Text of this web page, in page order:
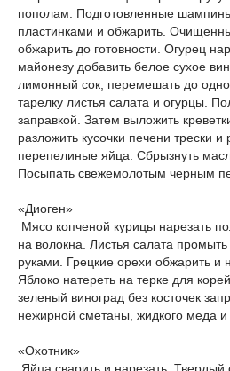
пополам. Подготовленные
пластинками и обжарить.
обжарить до готовности. Огурец
майонезу добавить белое сухое
лимонный сок, перемешать до
тарелку листья салата и огурцы.
заправкой. Затем выложить
разложить кусочки печени трески
перепелиные яйца. Сбрызнуть
Посыпать свежемолотым черным
«Диоген»
Мясо копченой курицы нарезать
на волокна. Листья салата
руками. Грецкие орехи обжарить и
Яблоко натереть на терке для
зеленый виноград без косточек
нежирной сметаны, жидкого меда и
«Охотник»